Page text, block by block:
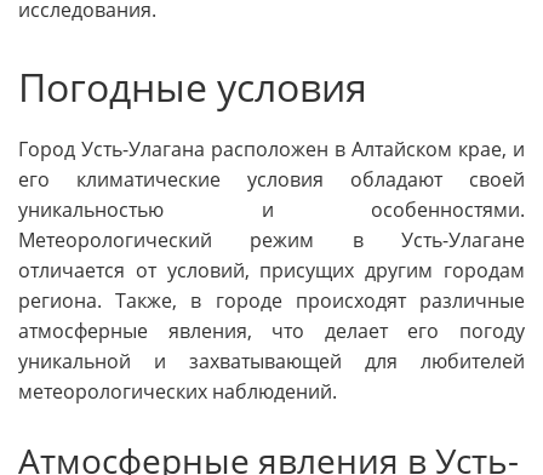
исследования.
Погодные условия
Город Усть-Улагана расположен в Алтайском крае, и
его климатические условия обладают своей
уникальностью и особенностями.
Метеорологический режим в Усть-Улагане
отличается от условий, присущих другим городам
региона. Также, в городе происходят различные
атмосферные явления, что делает его погоду
уникальной и захватывающей для любителей
метеорологических наблюдений.
Атмосферные явления в Усть-